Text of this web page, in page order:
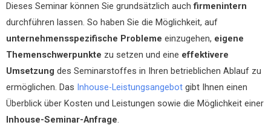
Dieses Seminar können Sie grundsätzlich auchfirmenintern
durchführen lassen. So haben Sie die Möglichkeit, auf
unternehmensspezifische Probleme einzugehen, eigene
Themenschwerpunkte zu setzen und eine effektivere
Umsetzung des Seminarstoffes in Ihren betrieblichen Ablauf zu
ermöglichen. Das Inhouse-Leistungsangebot gibt Ihnen einen
Überblick über Kosten und Leistungen sowie die Möglichkeit einer
Inhouse-Seminar-Anfrage.